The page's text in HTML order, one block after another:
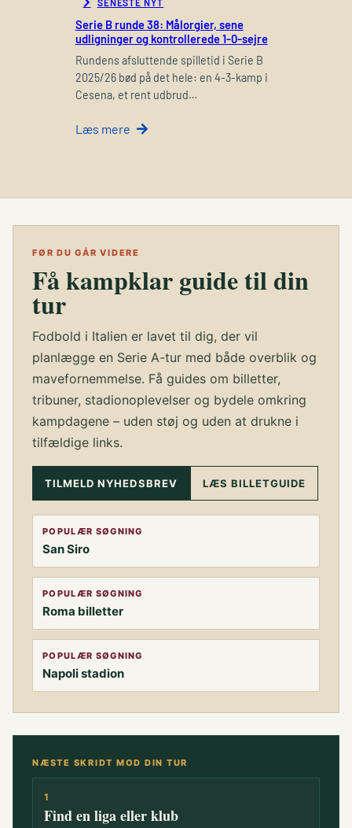
Serie B runde 38: Målorgier, sene
udligninger og kontrollerede 1-0-sejre
Rundens afsluttende spilletid i Serie B
2025/26 bød på det hele: en 4-3-kamp i
Cesena, et rent udbrud…
Læs mere
FØR DU GÅR VIDERE
Få kampklar guide til din
tur
Fodbold i Italien er lavet til dig, der vil
planlægge en Serie A-tur med både overblik og
mavefornemmelse. Få guides om billetter,
tribuner, stadionoplevelser og bydele omkring
kampdagene – uden støj og uden at drukne i
tilfældige links.
TILMELD NYHEDSBREV LÆS BILLETGUIDE
POPULÆR SØGNING
San Siro
POPULÆR SØGNING
Roma billetter
POPULÆR SØGNING
Napoli stadion
NÆSTE SKRIDT MOD DIN TUR
1
Find en liga eller klub